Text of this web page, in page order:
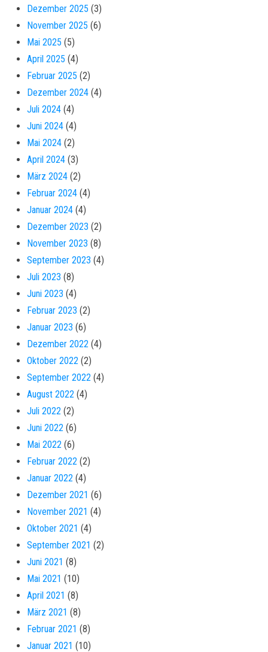
Dezember 2025 (3)
November 2025 (6)
Mai 2025 (5)
April 2025 (4)
Februar 2025 (2)
Dezember 2024 (4)
Juli 2024 (4)
Juni 2024 (4)
Mai 2024 (2)
April 2024 (3)
März 2024 (2)
Februar 2024 (4)
Januar 2024 (4)
Dezember 2023 (2)
November 2023 (8)
September 2023 (4)
Juli 2023 (8)
Juni 2023 (4)
Februar 2023 (2)
Januar 2023 (6)
Dezember 2022 (4)
Oktober 2022 (2)
September 2022 (4)
August 2022 (4)
Juli 2022 (2)
Juni 2022 (6)
Mai 2022 (6)
Februar 2022 (2)
Januar 2022 (4)
Dezember 2021 (6)
November 2021 (4)
Oktober 2021 (4)
September 2021 (2)
Juni 2021 (8)
Mai 2021 (10)
April 2021 (8)
März 2021 (8)
Februar 2021 (8)
Januar 2021 (10)